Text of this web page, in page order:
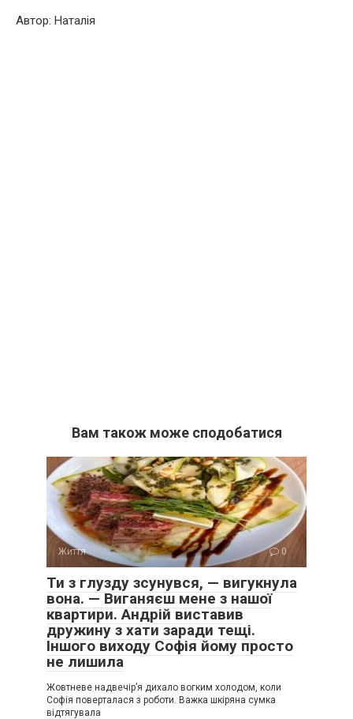
Автор: Наталія
Вам також може сподобатися
Життя 0
Ти з глузду зсунувся, — вигукнула
вона. — Виганяєш мене з нашої
квартири. Андрій виставив
дружину з хати заради тещі.
Іншого виходу Софія йому просто
не лишила
Жовтневе надвечір’я дихало вогким холодом, коли
Софія поверталася з роботи. Важка шкіряна сумка
відтягувала